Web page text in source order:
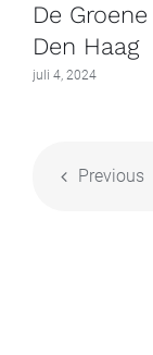
De Groene
Den Haag
juli 4, 2024
Previous